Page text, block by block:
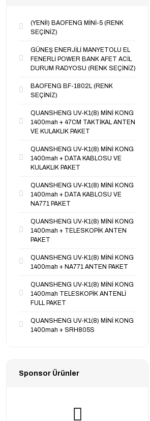
(YENİ!) BAOFENG MİNİ-5 (RENK
SEÇİNİZ)
GÜNEŞ ENERJİLİ MANYETOLU EL
FENERLİ POWER BANK AFET ACİL
DURUM RADYOSU (RENK SEÇİNİZ)
BAOFENG BF-1802L (RENK
SEÇİNİZ)
QUANSHENG UV-K1(8) MİNİ KONG
1400mah + 47CM TAKTİKAL ANTEN
VE KULAKLIK PAKET
QUANSHENG UV-K1(8) MİNİ KONG
1400mah + DATA KABLOSU VE
KULAKLIK PAKET
QUANSHENG UV-K1(8) MİNİ KONG
1400mah + DATA KABLOSU VE
NA771 PAKET
QUANSHENG UV-K1(8) MİNİ KONG
1400mah + TELESKOPİK ANTEN
PAKET
QUANSHENG UV-K1(8) MİNİ KONG
1400mah + NA771 ANTEN PAKET
QUANSHENG UV-K1(8) MİNİ KONG
1400mah TELESKOPİK ANTENLİ
FULL PAKET
QUANSHENG UV-K1(8) MİNİ KONG
1400mah + SRH805S
Sponsor Ürünler